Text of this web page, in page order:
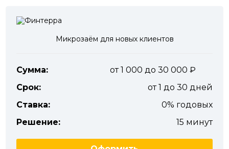
Микрозаём для новых клиентов
Сумма:
от 1 000 до 30 000
Срок:
от 1 до 30 дней
Ставка:
0% годовых
Решение:
15 минут